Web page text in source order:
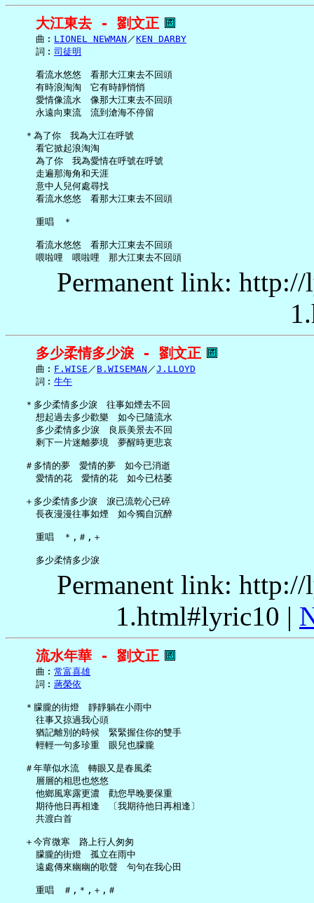
大江東去 - 劉文正
     曲︰
LIONEL NEWMAN ／KEN DARBY
     詞︰
司徒明
     看流水悠悠　看那大江東去不回頭
     有時浪淘淘　它有時靜悄悄
     愛情像流水　像那大江東去不回頭
     永遠向東流　流到滄海不停留
   ＊為了你　我為大江在呼號
     看它掀起浪淘淘
     為了你　我為愛情在呼號在呼號
     走遍那海角和天涯
     意中人兒何處尋找
     看流水悠悠　看那大江東去不回頭
     重唱　＊
     看流水悠悠　看那大江東去不回頭
Permanent link:
多少柔情多少淚 - 劉文正
     曲︰
F.WISE ／ B.WISEMAN ／J.LLOYD
     詞︰
牛午
   ＊多少柔情多少淚　往事如煙去不回
     想起過去多少歡樂　如今已隨流水
     多少柔情多少淚　良辰美景去不回
     剩下一片迷離夢境　夢醒時更悲哀
   ＃多情的夢　愛情的夢　如今已消逝
     愛情的花　愛情的花　如今已枯萎
   ＋多少柔情多少淚　淚已流乾心已碎
     長夜漫漫往事如煙　如今獨自沉醉
     重唱　＊,＃,＋
Permanent link:
1.html#lyric10 |
流水年華 - 劉文正
     曲︰
常富喜雄
     詞︰
蔣榮依
   ＊朦朧的街燈　靜靜躺在小雨中
     往事又掠過我心頭
     猶記離別的時候　緊緊握住你的雙手
     輕輕一句多珍重　眼兒也朦朧
   ＃年華似水流　轉眼又是春風柔
     層層的相思也悠悠
     他鄉風寒露更濃　勸您早晚要保重
     期待他日再相逢　〔我期待他日再相逢〕
     共渡白首
   ＋今宵微寒　路上行人匆匆
     朦朧的街燈　孤立在雨中
     遠處傳來幽幽的歌聲　句句在我心田